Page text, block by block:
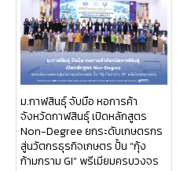
ม.กาฬสินธุ์ จับมือ หอการค้า
จังหวัดกาฬสินธุ์ เปิดหลักสูตร
Non-Degree ยกระดับเกษตรกร
สู่นวัตกรธุรกิจเกษตร ปั้น “กุ้ง
ก้ามกราม GI” พรีเมียมครบวงจร